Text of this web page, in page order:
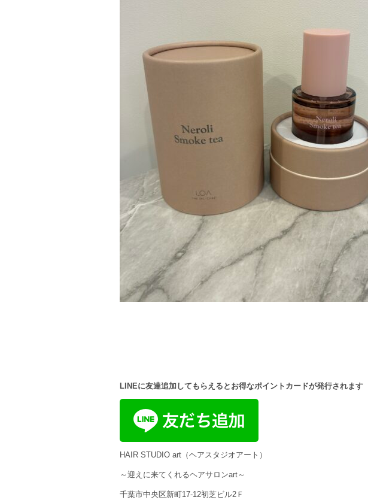
LINEに友達追加してもらえるとお得なポイントカードが発行されます
HAIR STUDIO art（ヘアスタジオアート）
～迎えに来てくれるヘアサロンart～
千葉市中央区新町17-12初芝ビル2Ｆ